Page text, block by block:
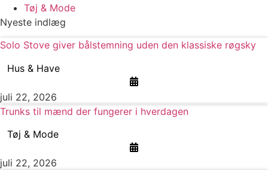
Tøj & Mode
Nyeste indlæg
Solo Stove giver bålstemning uden den klassiske røgsky
Hus & Have
juli 22, 2026
Trunks til mænd der fungerer i hverdagen
Tøj & Mode
juli 22, 2026